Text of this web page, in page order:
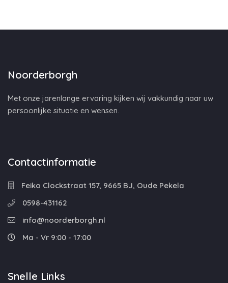
Noorderborgh
Met onze jarenlange ervaring kijken wij vakkundig naar uw
persoonlijke situatie en wensen.
Contactinformatie
Feiko Clockstraat 157, 9665 BJ, Oude Pekela
0598-431162
info@noorderborgh.nl
Ma - Vr 9:00 - 17:00
Snelle Links